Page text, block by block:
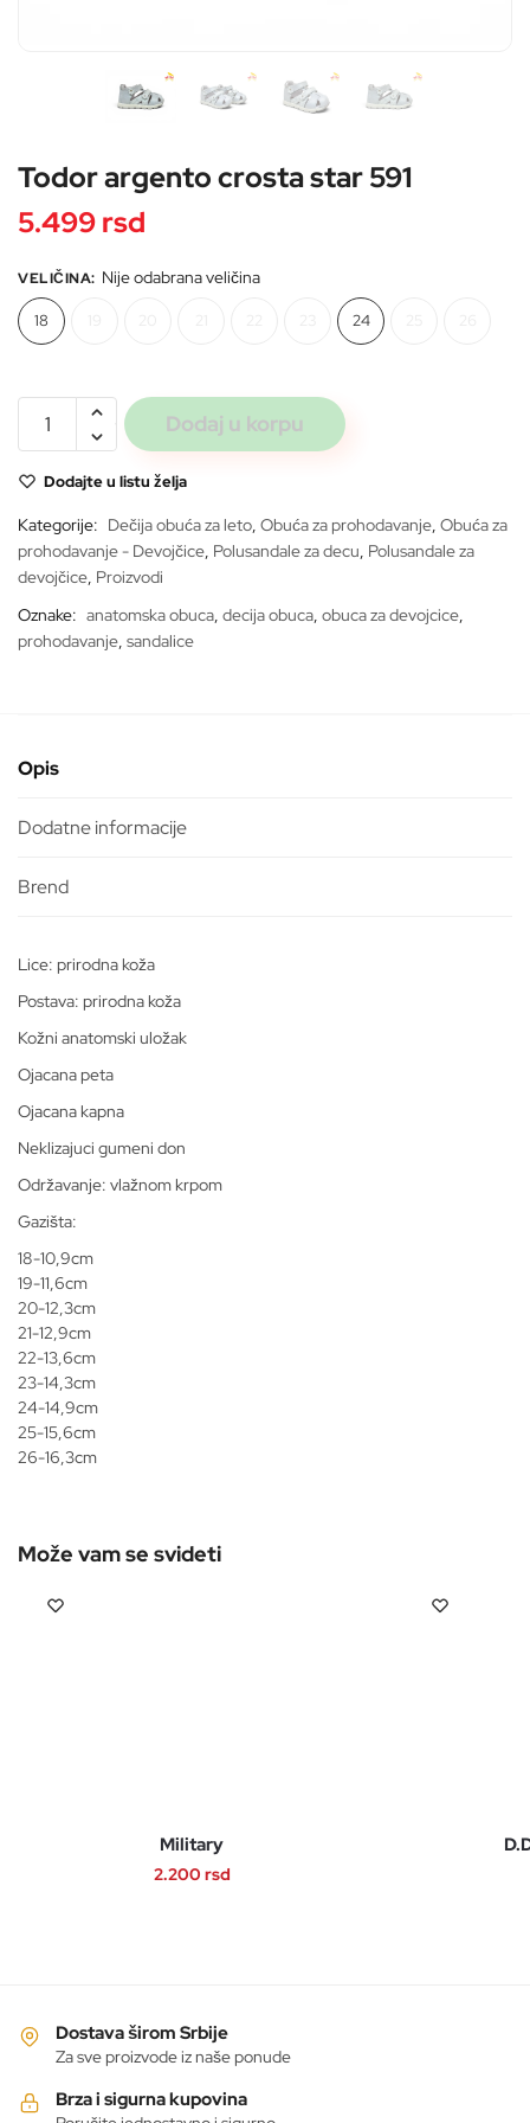
Todor argento crosta star 591
5.499rsd
VELIČINA: Nije odabrana veličina
18 24
argento
star
591
količina
Dodaj u korpu
Dodajte u listu želja
Kategorije: Dečija obuća za leto, Obuća za prohodavanje, Obuća za
prohodavanje - Devojčice, Polusandale za decu, Polusandale za
devojčice, Proizvodi
Oznake: anatomska obuca, decija obuca, obuca za devojcice,
prohodavanje, sandalice
Opis
Dodatne informacije
Lice: prirodna koža
Postava: prirodna koža
Kožni anatomski uložak
Ojacana peta
Ojacana kapna
Neklizajuci gumeni don
Održavanje: vlažnom krpom
Gazišta:
18-10,9cm
19-11,6cm
20-12,3cm
21-12,9cm
22-13,6cm
23-14,3cm
24-14,9cm
25-15,6cm
26-16,3cm
Military
2.200 rsd
varijanti.
Opcije
biti
Dostava širom Srbije
Za sve proizvode iz naše ponude
Brza i sigurna kupovina